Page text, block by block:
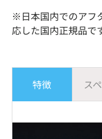
※日本国内でのアフ
応した国内正規品で
特徴 ス